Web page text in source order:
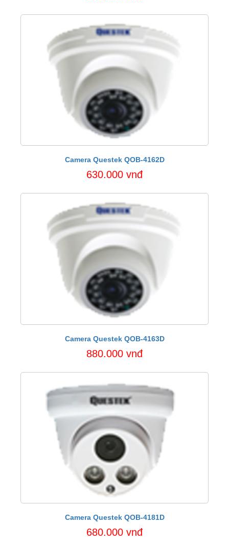
Camera Questek QOB-4162D
630.000 vnđ
Camera Questek QOB-4163D
880.000 vnđ
Camera Questek QOB-4181D
680.000 vnđ